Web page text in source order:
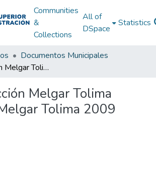
Communities
&
Collections
All of
DSpace
Statistics
Documentos Municipales
Plan de Acción Melgar Tolima 2009: PA Melgar Tolima 2009
Melgar Tolima
Tolima 2009